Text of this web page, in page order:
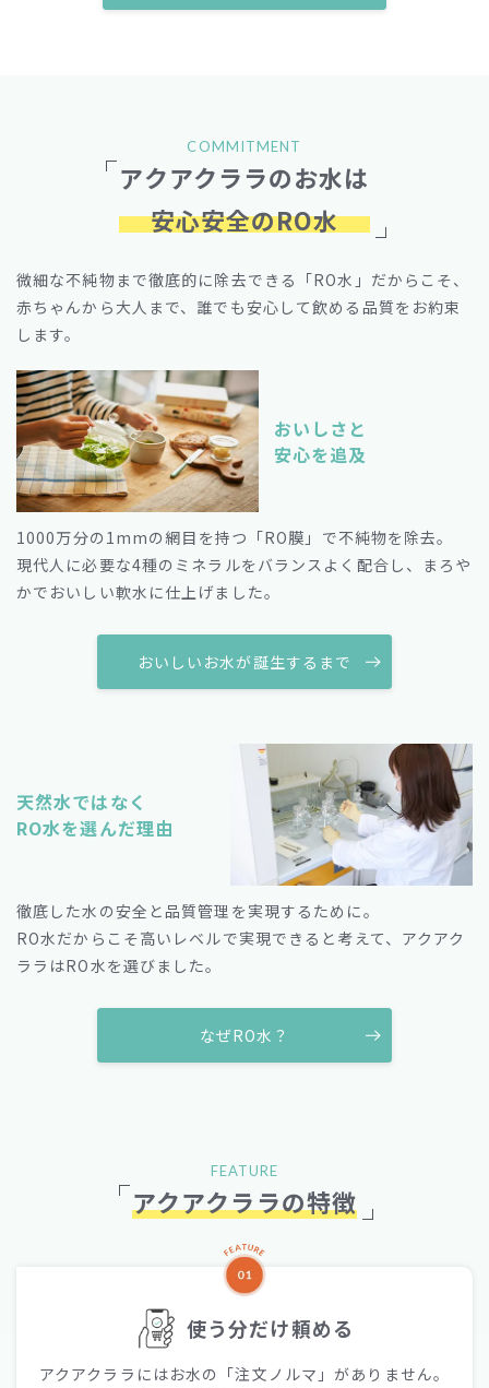
COMMITMENT
アクアクララのお水は
安心安全のRO水
微細な不純物まで徹底的に除去できる「RO水」だからこそ、
赤ちゃんから大人まで、誰でも安心して飲める品質をお約束
します。
おいしさと
安心を追及
1000万分の1mmの網目を持つ「RO膜」で不純物を除去。
現代人に必要な4種のミネラルをバランスよく配合し、まろや
かでおいしい軟水に仕上げました。
おいしいお水が誕生するまで
天然水ではなく
RO水を選んだ理由
徹底した水の安全と品質管理を実現するために。
RO水だからこそ高いレベルで実現できると考えて、アクアク
ララはRO水を選びました。
なぜRO水？
FEATURE
アクアクララの特徴
使う分だけ頼める
アクアクララにはお水の「注文ノルマ」がありません。